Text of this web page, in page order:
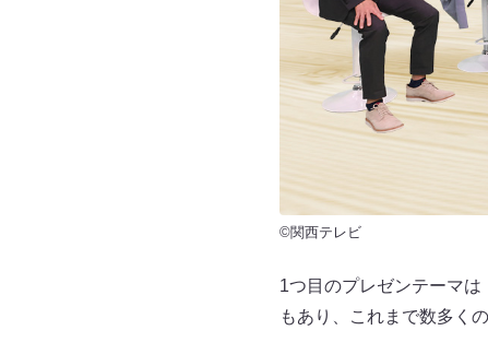
©関西テレビ
1つ目のプレゼンテーマ
もあり、これまで数多く